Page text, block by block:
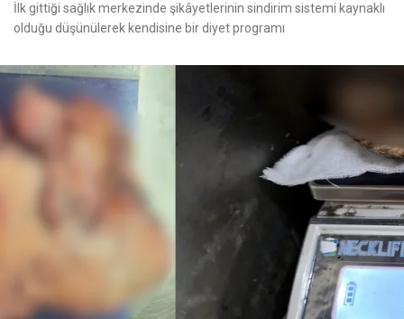
İlk gittiği sağlık merkezinde şikâyetlerinin sindirim sistemi kaynaklı
olduğu düşünülerek kendisine bir diyet programı